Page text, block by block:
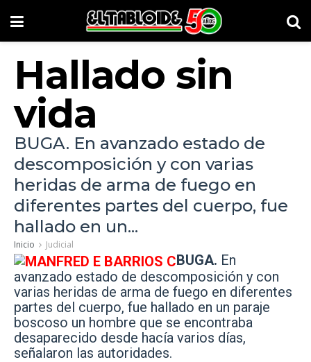
Hallado sin
vida
BUGA. En avanzado estado de
descomposición y con varias
heridas de arma de fuego en
diferentes partes del cuerpo, fue
hallado en un...
Inicio Judicial
BUGA. En
avanzado estado de descomposición y con
varias heridas de arma de fuego en diferentes
partes del cuerpo, fue hallado en un paraje
boscoso un hombre que se encontraba
desaparecido desde hacía varios días,
señalaron las autoridades.